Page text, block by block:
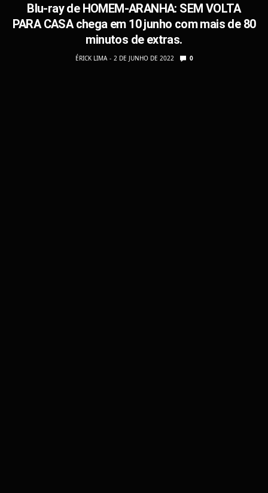
Blu-ray de HOMEM-ARANHA: SEM VOLTA
PARA CASA chega em 10 junho com mais de 80
minutos de extras.
ÉRICK LIMA 2 DE JUNHO DE 2022 0